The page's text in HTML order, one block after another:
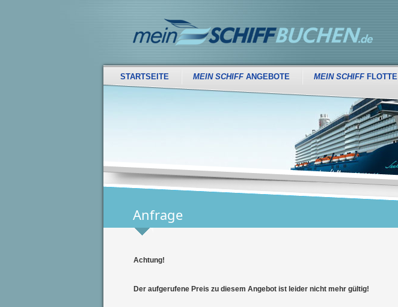
STARTSEITE MEIN SCHIFFANGEBOTE MEIN SCHIFFFLOTTE
Anfrage
Achtung!
Der aufgerufene Preis zu diesem Angebot ist leider nicht mehr gültig!